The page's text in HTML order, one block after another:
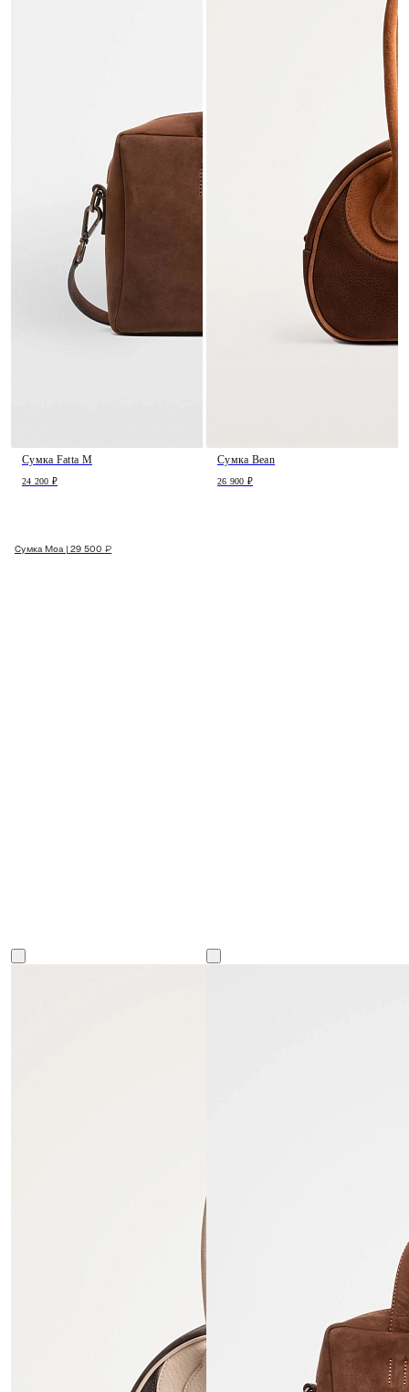
Сумка Fatta M
24 200 ₽
Сумка Bean
26 900 ₽
Сумка Moa | 29 500 ₽